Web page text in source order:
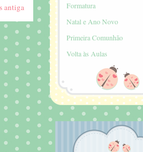
antiga
Formatura
Natal e Ano Novo
Primeira Comunhão
Volta às Aulas